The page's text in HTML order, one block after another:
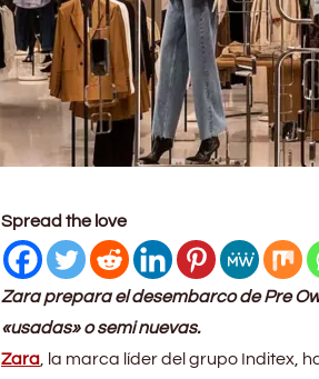
Spread the love
Zara prepara el desembarco de Pre
«usadas» o semi nuevas.
Zara , la marca líder del grupo Inditex,